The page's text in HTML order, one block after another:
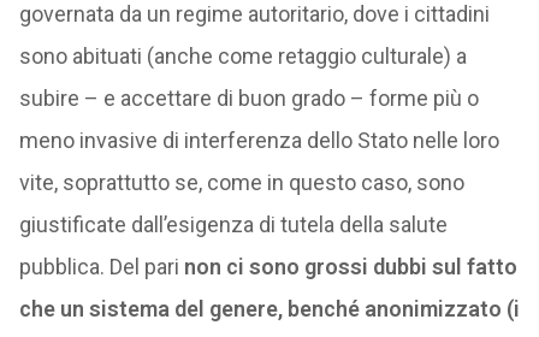
governata da un regime autoritario, dove i cittadini
sono abituati (anche come retaggio culturale) a
subire – e accettare di buon grado – forme più o
meno invasive di interferenza dello Stato nelle loro
vite, soprattutto se, come in questo caso, sono
giustificate dall’esigenza di tutela della salute
pubblica. Del pari non ci sono grossi dubbi sul fatto
che un sistema del genere, benché anonimizzato (i